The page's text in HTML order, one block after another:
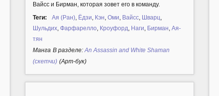
Вайсс и Бирман, которая зовет его в команду.
Теги:
Ая (Ран) Ёдзи Кэн Оми Вайсс Шварц
Шульдих Фарфарелло Кроуфорд Наги Бирман Ая-
тян
Манга В разделе: An Assassin and White Shaman
(скетчи) (Арт-бук)